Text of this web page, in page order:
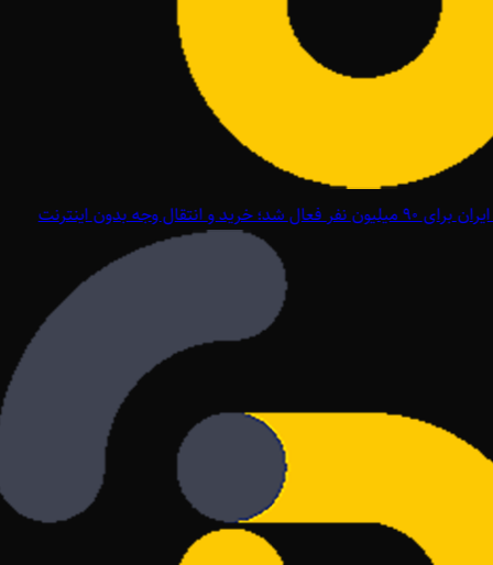
خرید و انتقال وجه بدون اینترنت